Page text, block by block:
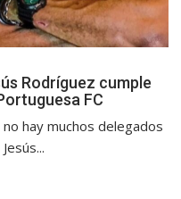
Rodríguez cumple
FC
hay muchos delegados